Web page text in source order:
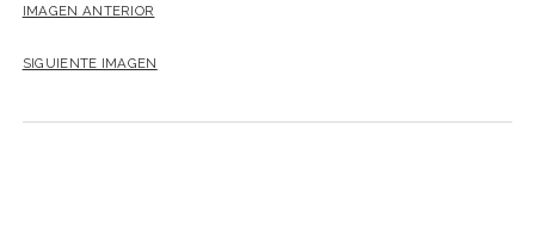
IMAGEN ANTERIOR
SIGUIENTE IMAGEN